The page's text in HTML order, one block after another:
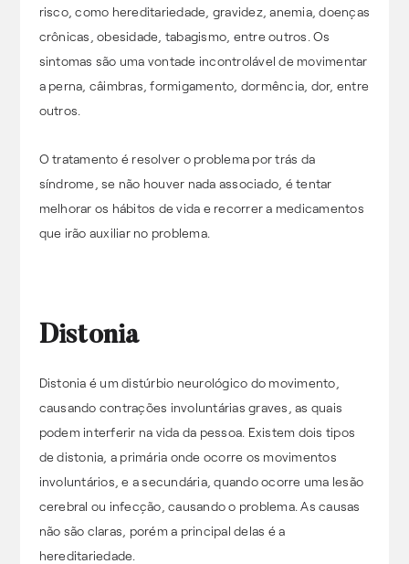
risco, como hereditariedade, gravidez, anemia, doenças
crônicas, obesidade, tabagismo, entre outros. Os
sintomas são uma vontade incontrolável de movimentar
a perna, câimbras, formigamento, dormência, dor, entre
outros.
O tratamento é resolver o problema por trás da
síndrome, se não houver nada associado, é tentar
melhorar os hábitos de vida e recorrer a medicamentos
que irão auxiliar no problema.
Distonia
Distonia é um distúrbio neurológico do movimento,
causando contrações involuntárias graves, as quais
podem interferir na vida da pessoa. Existem dois tipos
de distonia, a primária onde ocorre os movimentos
involuntários, e a secundária, quando ocorre uma lesão
cerebral ou infecção, causando o problema. As causas
não são claras, porém a principal delas é a
hereditariedade.